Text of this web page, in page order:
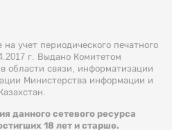
учет периодического печатного
г. Выдано Комитетом
области связи, информатизации
Министерства информации и
данного сетевого ресурса
18 лет и старше.